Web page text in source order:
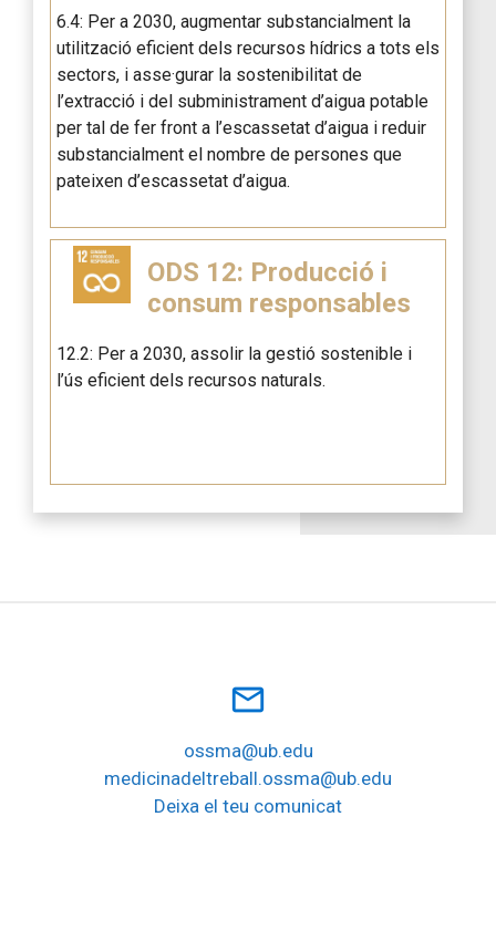
6.4: Per a 2030, augmentar substancialment la
utilització eficient dels recursos hídrics a tots els
sectors, i asse·gurar la sostenibilitat de
l’extracció i del subministrament d’aigua potable
per tal de fer front a l’escassetat d’aigua i reduir
substancialment el nombre de persones que
pateixen d’escassetat d’aigua.
ODS 12: Producció i
consum responsables
12.2: Per a 2030, assolir la gestió sostenible i
l’ús eficient dels recursos naturals.
mail_outline
ossma@ub.edu
medicinadeltreball.ossma@ub.edu
Deixa el teu comunicat